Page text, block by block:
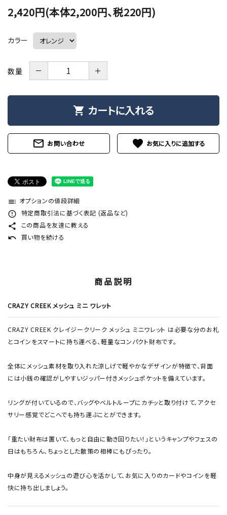
2,420円(本体2,200円、税220円)
カラー
数量 － ＋
shopping_cart カートに入れる
mail_outline お問い合わせ favorite
toc オプションの値段詳細
error_outline 特定商取引法に基づく表記 (返品など)
share この商品を友達に教える
undo 買い物を続ける
商品説明
CRAZY CREEK メッシュ ミニ ワレット
CRAZY CREEK クレイジークリーク メッシュ ミニワレット は必要な分のお札
とコインをスマートに持ち運べる、軽量なコンパクト財布です。
全体にメッシュ素材を取り入れた涼しげで軽やかなデザインが特徴で、背面
には小銭の確認がしやすいジッパー付きメッシュポケットを備えています。
リングが付いているので、バッグやベルトループにカチッと取り付けて、アクセ
サリー感覚でどこへでも持ち運ぶことができます。
「重たい財布は置いて、もっと自由に動き回りたい！」というキャンプやフェスの
日はもちろん、ちょっとした散策の相棒にもぴったり。
中身が見えるメッシュの遊び心を活かして、お気に入りのカードやコインを軽
快に持ち出しましょう。